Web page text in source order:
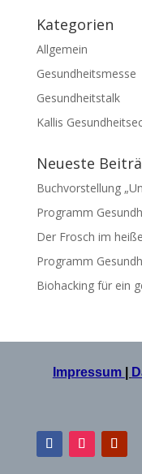
Kategorien
Allgemein
Gesundheitsmesse
Gesundheitstalk
Kallis
Neueste
Buchvorstellung
Programm
Der Frosch im
Programm
Biohacking für ein
Impressum